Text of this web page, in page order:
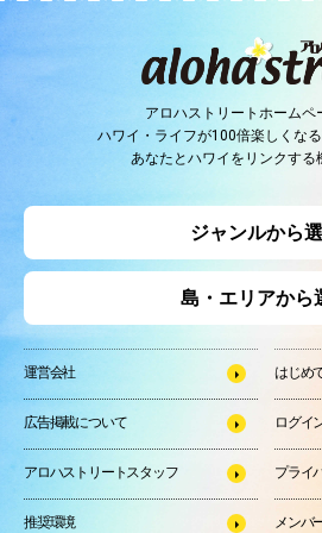
アロハストリートホームペ
ハワイ・ライフが100倍楽しくなる
あなたとハワイをリンクする
ジャンルから
島・エリアから
運営会社 はじめ
広告掲載について ログイ
アロハストリートスタッフ プライ
推奨環境 メンバ